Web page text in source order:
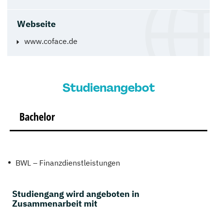
Webseite
www.coface.de
Studienangebot
Bachelor
BWL – Finanzdienstleistungen
Studiengang wird angeboten in
Zusammenarbeit mit